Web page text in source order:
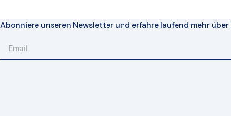
Abonniere unseren Newsletter und erfahre laufend mehr über